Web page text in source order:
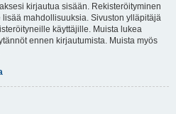
kirjautua sisään. Rekisteröityminen
mahdollisuuksia. Sivuston ylläpitäjä
käyttäjille. Muista lukea
ennen kirjautumista. Muista myös